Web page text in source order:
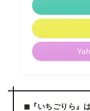
◼『いちごりら』